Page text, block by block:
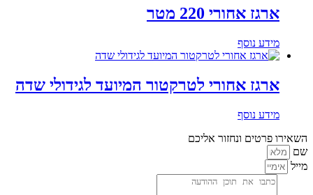
ארגז אחורי 220 מטר
מידע נוסף
ארגז אחורי לטרקטור המיועד לגידולי שדה
מידע נוסף
השאירו פרטים ונחזור אליכם
שם
מייל